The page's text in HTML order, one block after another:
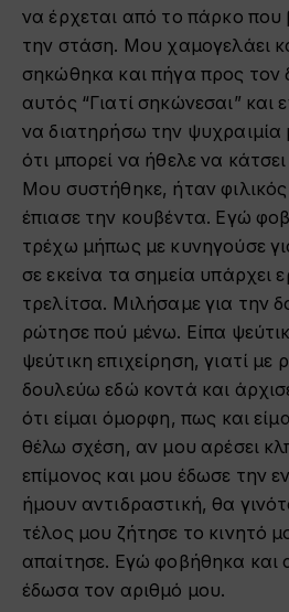
να έρχεται από το πάρκο που
την στάση. Μου χαμογελάει
σηκώθηκα και πήγα προς τον
αυτός “Γιατί σηκώνεσαι”
να διατηρήσω την
ότι μπορεί να ήθελε να
Μου συστήθηκε, ήταν
έπιασε την κουβέντα. Εγώ
τρέχω μήπως με κυνηγούσε
σε εκείνα τα σημεία υπάρχει
τρελίτσα. Μιλήσαμε για την
ρώτησε πού μένω. Είπα
ψεύτικη επιχείρηση, γιατί με
δουλεύω εδώ κοντά και
ότι είμαι όμορφη, πως και
θέλω σχέση, αν μου αρέσει
επίμονος και μου έδωσε την
ήμουν αντιδραστική, θα
τέλος μου ζήτησε το κινητό
απαίτησε. Εγώ φοβήθηκα και
έδωσα τον αριθμό μου.